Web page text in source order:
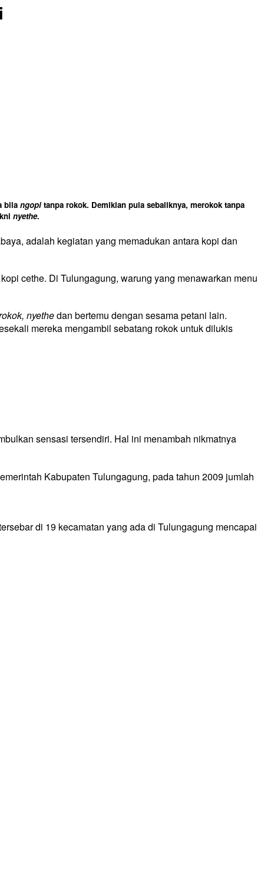
bila ngopitanpa rokok. Demikian pula sebaliknya, merokok tanpa
nyethe.
adalah kegiatan yang memadukan antara kopi dan
cethe. Di Tulungagung, warung yang menawarkan menu
nyethedan bertemu dengan sesama petani lain.
mereka mengambil sebatang rokok untuk dilukis
sensasi tersendiri. Hal ini menambah nikmatnya
Kabupaten Tulungagung, pada tahun 2009 jumlah
di 19 kecamatan yang ada di Tulungagung mencapai